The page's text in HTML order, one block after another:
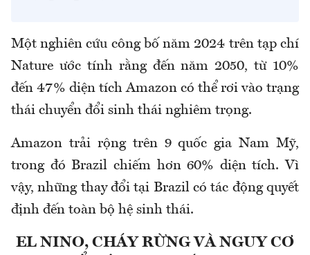
Một nghiên cứu công bố năm 2024 trên tạp chí
Nature ước tính rằng đến năm 2050, từ 10%
đến 47% diện tích Amazon có thể rơi vào trạng
thái chuyển đổi sinh thái nghiêm trọng.
Amazon trải rộng trên 9 quốc gia Nam Mỹ,
trong đó Brazil chiếm hơn 60% diện tích. Vì
vậy, những thay đổi tại Brazil có tác động quyết
định đến toàn bộ hệ sinh thái.
EL NINO, CHÁY RỪNG VÀ NGUY CƠ